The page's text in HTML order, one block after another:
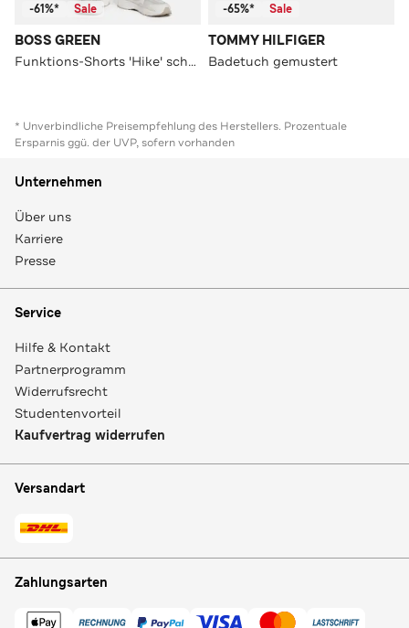
-61%* Sale
BOSS GREEN
Funktions-Shorts 'Hike' schwarz
-65%* Sale
TOMMY HILFIGER
Badetuch gemustert
* Unverbindliche Preisempfehlung des Herstellers. Prozentuale
Ersparnis ggü. der UVP, sofern vorhanden
Unternehmen
Über uns
Karriere
Presse
Service
Hilfe & Kontakt
Partnerprogramm
Widerrufsrecht
Studentenvorteil
Kaufvertrag widerrufen
Versandart
Zahlungsarten